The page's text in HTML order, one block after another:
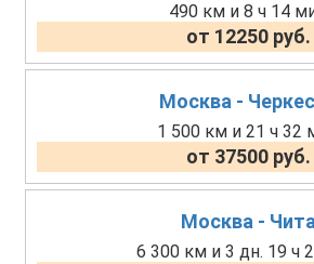
490 км и 8 ч 14
от 12250 руб.
Москва -
1 500 км и 21 ч 32
от 37500 руб.
Москва - Чита
6 300 км и 3 дн. 19 ч